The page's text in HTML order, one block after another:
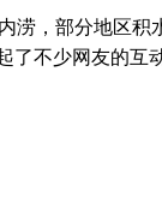
车
，部分地区积水
了不少网友的互